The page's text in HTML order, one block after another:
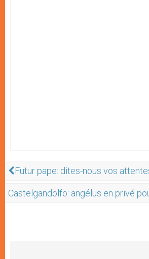
Futur pape: dites-nous vos
Castelgandolfo: angélus en privé